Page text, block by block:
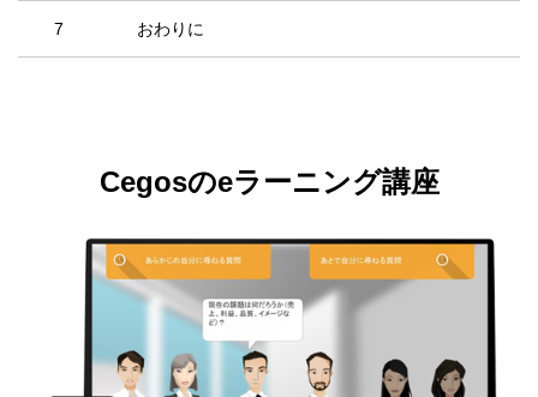
7 おわりに
Cegosのeラーニング講座